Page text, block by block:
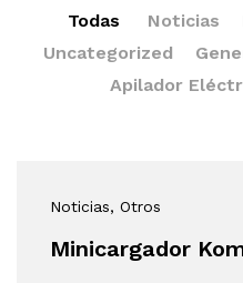
Todas Noticias
Uncategorized
Apilador
Noticias, Otros
Minicargador